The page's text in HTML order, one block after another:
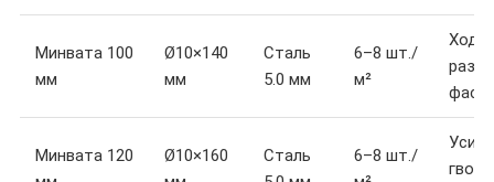
Минвата 100
мм
Ø10×140
мм
Сталь
5.0 мм
6–8 шт./
м²
Минвата 120
Ø10×160
Сталь
6–8 шт./